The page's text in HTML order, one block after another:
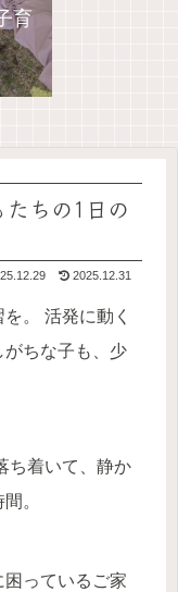
育
ちの1日の
2025.12.31
。 活発に動く
がちな子も、少
ち着いて、静か
。
っているご家